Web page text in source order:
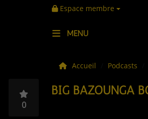
Espace membre
MENU
LA MUSIQUE
Accueil Podcasts
BIG BAZOUNGA
0